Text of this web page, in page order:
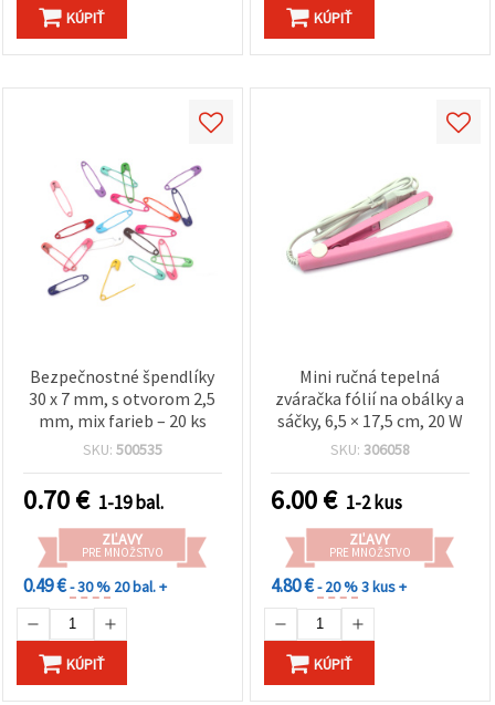
KÚPIŤ KÚPIŤ
Bezpečnostné špendlíky
30 x 7 mm, s otvorom 2,5
mm, mix farieb – 20 ks
SKU: 500535
0.70€ 1-19 bal.
ZĽAVY
PRE MNOŽSTVO
0.49 €- 30 % 20 bal. +
KÚPIŤ
Mini ručná tepelná
zváračka fólií na obálky a
sáčky, 6,5 × 17,5 cm, 20 W
SKU: 306058
6.00€ 1-2 kus
ZĽAVY
PRE MNOŽSTVO
4.80 €- 20 %3 kus +
KÚPIŤ